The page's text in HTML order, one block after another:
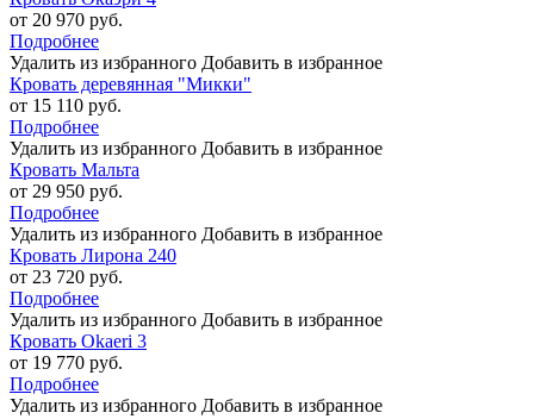
от 20 970 руб.
Подробнее
Удалить из избранного Добавить в избранное
Кровать деревянная "Микки"
от 15 110 руб.
Подробнее
Удалить из избранного Добавить в избранное
Кровать Мальта
от 29 950 руб.
Подробнее
Удалить из избранного Добавить в избранное
Кровать Лирона 240
от 23 720 руб.
Подробнее
Удалить из избранного Добавить в избранное
Кровать Okaeri 3
от 19 770 руб.
Подробнее
Удалить из избранного Добавить в избранное